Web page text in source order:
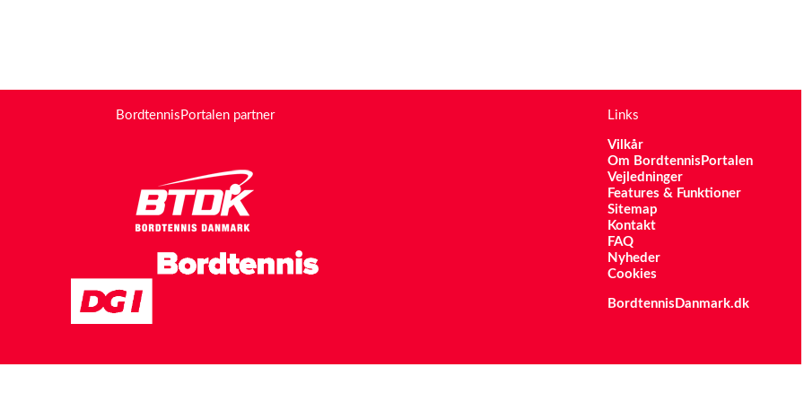
BordtennisPortalen partner Links
Vilkår
Om BordtennisPortalen
Vejledninger
Features & Funktioner
Sitemap
Kontakt
FAQ
Nyheder
Cookies
BordtennisDanmark.dk